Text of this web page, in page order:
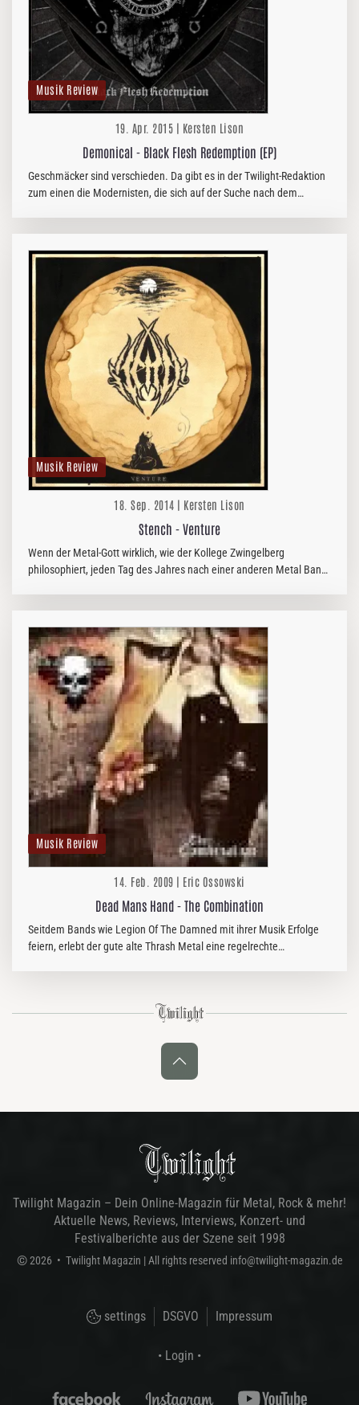
Musik Review
19. Apr. 2015 | Kersten Lison
Demonical - Black Flesh Redemption (EP)
Geschmäcker sind verschieden. Da gibt es in der Twilight-Redaktion
zum einen die Modernisten, die sich auf der Suche nach dem
Musik Review
18. Sep. 2014 | Kersten Lison
Stench - Venture
Wenn der Metal-Gott wirklich, wie der Kollege Zwingelberg
philosophiert, jeden Tag des Jahres nach einer anderen Metal Band
Musik Review
14. Feb. 2009 | Eric Ossowski
Dead Mans Hand - The Combination
Seitdem Bands wie Legion Of The Damned mit ihrer Musik Erfolge
feiern, erlebt der gute alte Thrash Metal eine regelrechte
Twilight Magazin – Dein Online-Magazin für Metal, Rock & mehr!
Aktuelle News, Reviews, Interviews, Konzert- und
Festivalberichte aus der Szene seit 1998
© 2026 • Twilight Magazin | All rights reserved info@twilight-magazin.de
settings DSGVO Impressum
• Login •